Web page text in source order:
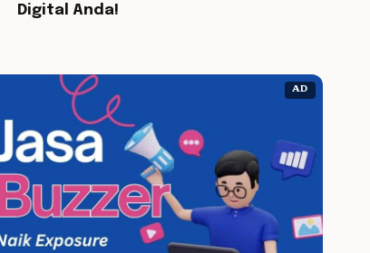
Digital Anda!
AD